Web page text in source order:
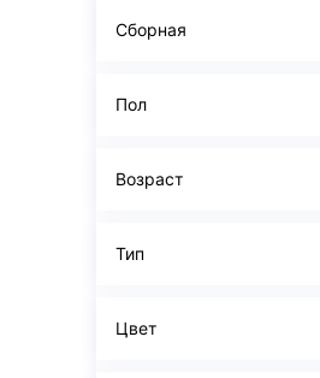
Сборная
Пол
Возраст
Тип
Цвет